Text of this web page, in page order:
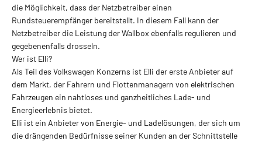
die Möglichkeit, dass der Netzbetreiber einen
Rundsteuerempfänger bereitstellt. In diesem Fall kann der
Netzbetreiber die Leistung der Wallbox ebenfalls regulieren und
gegebenenfalls drosseln.
Wer ist Elli?
Als Teil des Volkswagen Konzerns ist Elli der erste Anbieter auf
dem Markt, der Fahrern und Flottenmanagern von elektrischen
Fahrzeugen ein nahtloses und ganzheitliches Lade- und
Energieerlebnis bietet.
Elli ist ein Anbieter von Energie- und Ladelösungen, der sich um
die drängenden Bedürfnisse seiner Kunden an der Schnittstelle